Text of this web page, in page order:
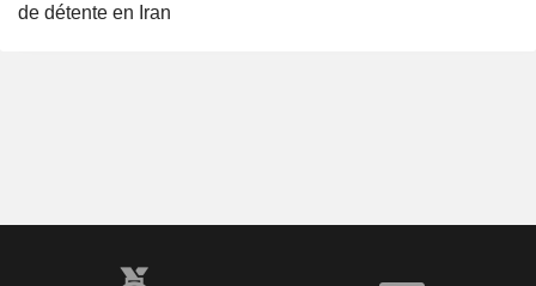
de détente en Iran